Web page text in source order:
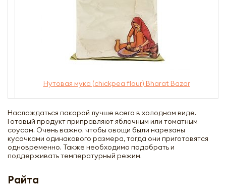
Нутовая мука (chickpea flour) Bharat Bazar
Наслаждаться пакорой лучше всего в холодном виде.
Готовый продукт приправляют яблочным или томатным
соусом. Очень важно, чтобы овощи были нарезаны
кусочками одинакового размера, тогда они приготовятся
одновременно. Также необходимо подобрать и
поддерживать температурный режим.
Райта